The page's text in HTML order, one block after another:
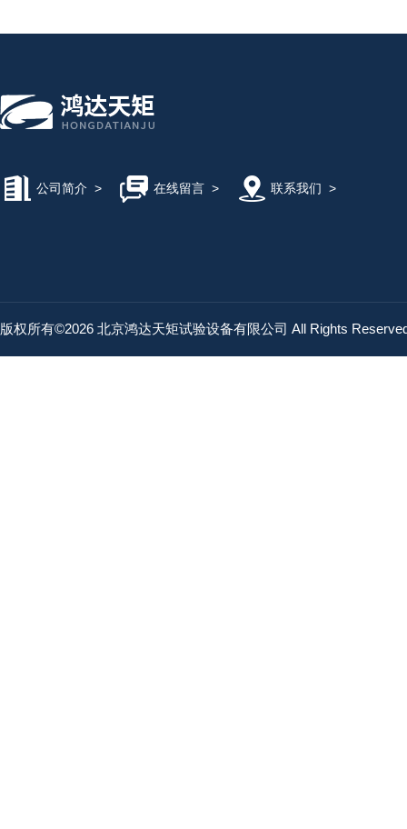
公司简介 > 在线留言> 联系我们 >
版权所有©2026 北京鸿达天矩试验设备有限公司 All Rights